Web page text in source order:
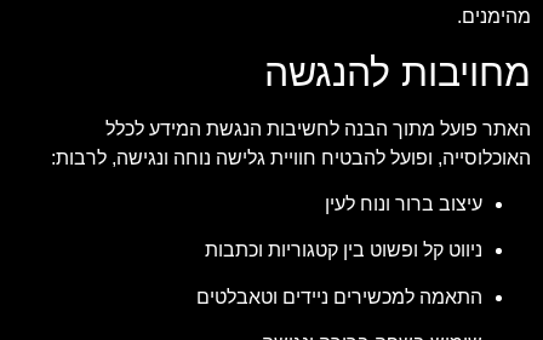
מהימנים.
מחויבות להנגשה
האתר פועל מתוך הבנה לחשיבות הנגשת המידע לכלל
האוכלוסייה, ופועל להבטיח חוויית גלישה נוחה ונגישה, לרבות:
עיצוב ברור ונוח לעין
ניווט קל ופשוט בין קטגוריות וכתבות
התאמה למכשירים ניידים וטאבלטים